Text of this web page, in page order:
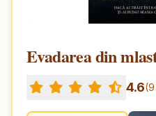
Evadarea din
4.6